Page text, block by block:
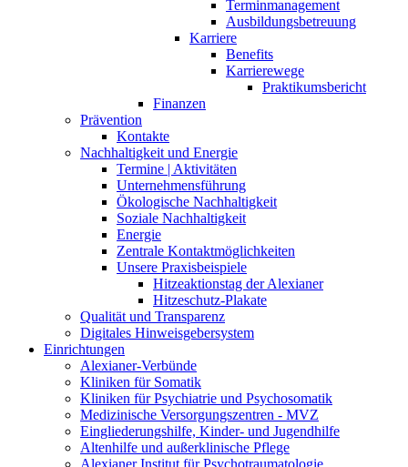
Terminmanagement
Ausbildungsbetreuung
Karriere
Benefits
Karrierewege
Praktikumsbericht
Finanzen
Prävention
Kontakte
Nachhaltigkeit und Energie
Termine | Aktivitäten
Unternehmensführung
Ökologische Nachhaltigkeit
Soziale Nachhaltigkeit
Energie
Zentrale Kontaktmöglichkeiten
Unsere Praxisbeispiele
Hitzeaktionstag der Alexianer
Hitzeschutz-Plakate
Qualität und Transparenz
Digitales Hinweisgebersystem
Einrichtungen
Alexianer-Verbünde
Kliniken für Somatik
Kliniken für Psychiatrie und Psychosomatik
Medizinische Versorgungszentren - MVZ
Eingliederungshilfe, Kinder- und Jugendhilfe
Altenhilfe und außerklinische Pflege
Alexianer Institut für Psychotraumatologie